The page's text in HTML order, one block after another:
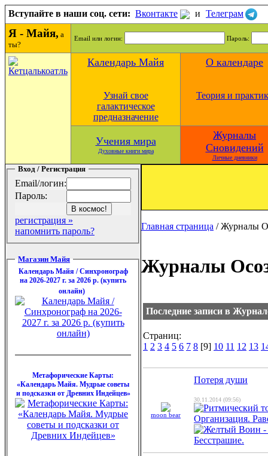
Вступайте в наши соц. сети: Вконтакте и Телеграм
Я - Майя, а
ты?
Email или логин: Пароль:
Календарь Майя
Узнай свое
галактическое
предназначение
О календаре
Теория и
Учения мира
Духовные книги мира
Журналы
Сновидений
Личные дневники
Вход / Регистрация
Email/логин:
Пароль:
регистрация »
напомнить пароль?
Магазин Майя
Календарь Майя / Синхронограф
на 2026-2027 г. за 2026 р. (купить
онлайн)
Метафорические Карты:
«Календарь Майя. Мудрые советы
и подсказки от Древних Индейцев»
Главная страница /Журналы
Журналы
Последние записи в
Страниц:
1 2 3 4 5 6 7 8 [9] 10 11 12 13
moon bear
Потеря души
30.11.2014 (09:56)